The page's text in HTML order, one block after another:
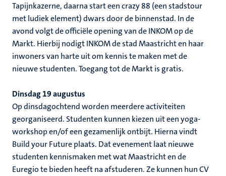
Tapijnkazerne, daarna start een crazy 88 (een stadstour
met ludiek element) dwars door de binnenstad. In de
avond volgt de officiële opening van de INKOM op de
Markt. Hierbij nodigt INKOM de stad Maastricht en haar
inwoners van harte uit om kennis te maken met de
nieuwe studenten. Toegang tot de Markt is gratis.
Dinsdag 19 augustus
Op dinsdagochtend worden meerdere activiteiten
georganiseerd. Studenten kunnen kiezen uit een yoga-
workshop en/of een gezamenlijk ontbijt. Hierna vindt
Build your Future plaats. Dat evenement laat nieuwe
studenten kennismaken met wat Maastricht en de
Euregio te bieden heeft na afstuderen. Ze kunnen hun CV